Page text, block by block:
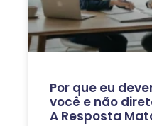
Por que eu
você e não
A Resposta